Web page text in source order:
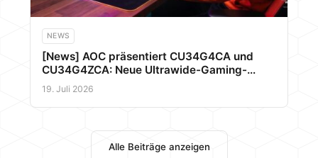
NEWS
[News] AOC präsentiert CU34G4CA und
CU34G4ZCA: Neue Ultrawide-Gaming-
Monitore mit bis zu 250 Hz, USB-C und KVM
19. Juli 2026
Alle Beiträge anzeigen